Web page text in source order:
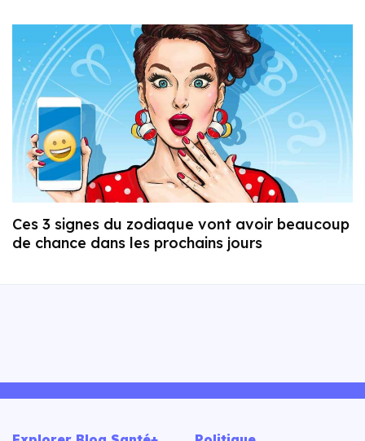
Ces 3 signes du zodiaque vont avoir beaucoup
de chance dans les prochains jours